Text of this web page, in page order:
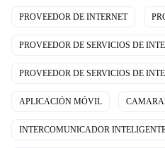
PROVEEDOR DE INTERNET
PROVEEDOR DE SERVICIOS DE
PROVEEDOR DE SERVICIOS DE
APLICACIÓN MÓVIL
INTERCOMUNICADOR